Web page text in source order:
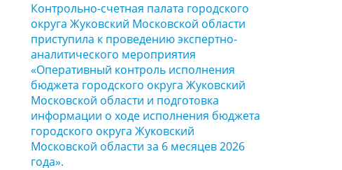
Контрольно-счетная палата городского
округа Жуковский Московской области
приступила к проведению экспертно-
аналитического мероприятия
«Оперативный контроль исполнения
бюджета городского округа Жуковский
Московской области и подготовка
информации о ходе исполнения бюджета
городского округа Жуковский
Московской области за 6 месяцев 2026
года».